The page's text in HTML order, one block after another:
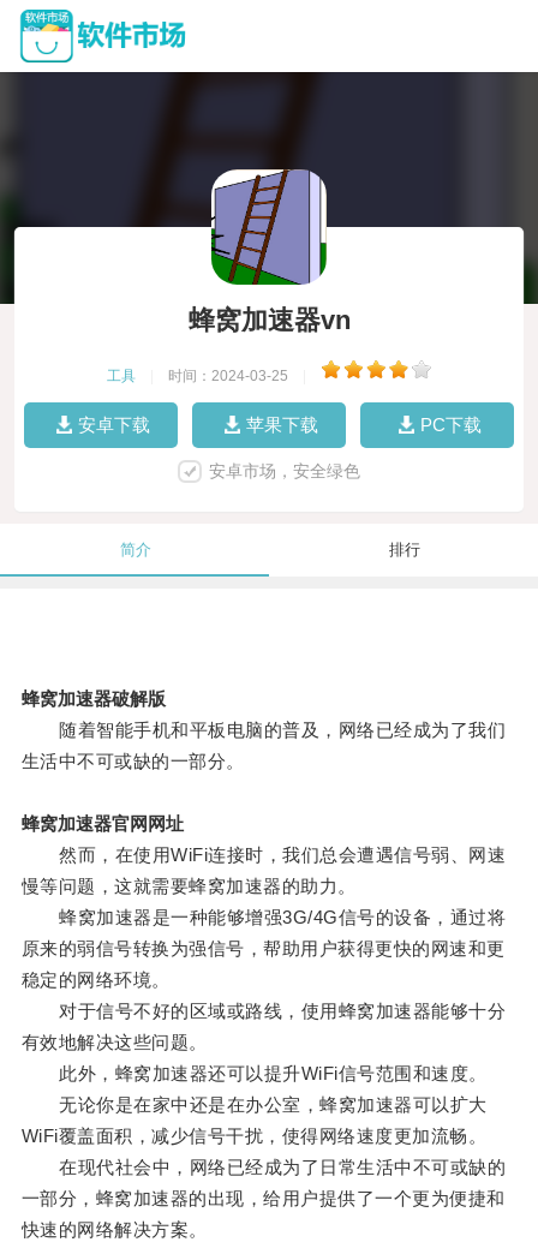
蜂窝加速器vn
工具 时间：2024-03-25
安卓下载 苹果下载 PC下载
安卓市场，安全绿色
简介 排行
蜂窝加速器破解版
随着智能手机和平板电脑的普及，网络已经成为了我们
生活中不可或缺的一部分。
蜂窝加速器官网网址
然而，在使用WiFi连接时，我们总会遭遇信号弱、网速
慢等问题，这就需要蜂窝加速器的助力。
蜂窝加速器是一种能够增强3G/4G信号的设备，通过将
原来的弱信号转换为强信号，帮助用户获得更快的网速和更
稳定的网络环境。
对于信号不好的区域或路线，使用蜂窝加速器能够十分
有效地解决这些问题。
此外，蜂窝加速器还可以提升WiFi信号范围和速度。
无论你是在家中还是在办公室，蜂窝加速器可以扩大
WiFi覆盖面积，减少信号干扰，使得网络速度更加流畅。
在现代社会中，网络已经成为了日常生活中不可或缺的
一部分，蜂窝加速器的出现，给用户提供了一个更为便捷和
快速的网络解决方案。